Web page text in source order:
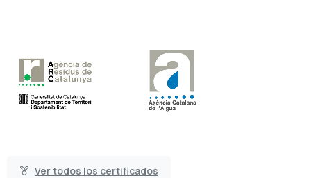
Ver todos los certificados